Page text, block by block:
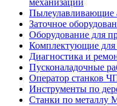
механизации
Пылеулавливающие
Заточное
Оборудование для
Комплектующие
Диагностика и
Пусконаладочные
Оператор станков
Инструменты по
Станки по металлу